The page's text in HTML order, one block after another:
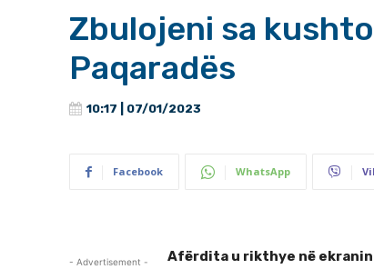
Zbulojeni sa
Paqaradës
10:17 | 07/01/2023
Facebook WhatsApp
- Advertisement -
Afërdita u rikthye në